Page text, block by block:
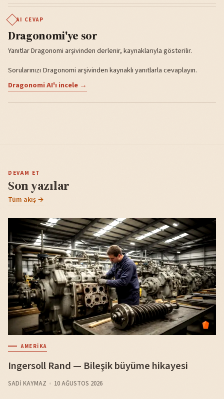
AI CEVAP
Dragonomi'ye sor
Yanıtlar Dragonomi arşivinden derlenir, kaynaklarıyla gösterilir.
Sorularınızı Dragonomi arşivinden kaynaklı yanıtlarla cevaplayın.
Dragonomi AI'ı incele →
DEVAM ET
Son yazılar
Tüm akış →
AMERIKA
Ingersoll Rand — Bileşik büyüme hikayesi
SADI KAYMAZ 10 AĞUSTOS 2026